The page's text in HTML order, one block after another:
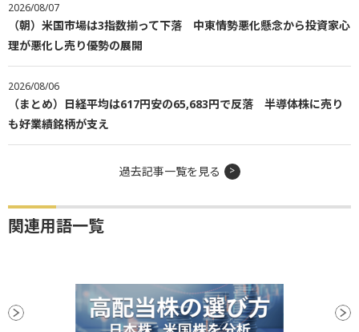
2026/08/07
（朝）米国市場は3指数揃って下落 中東情勢悪化懸念から投資家心
理が悪化し売り優勢の展開
2026/08/06
（まとめ）日経平均は617円安の65,683円で反落 半導体株に売り
も好業績銘柄が支え
過去記事一覧を見る
関連用語一覧